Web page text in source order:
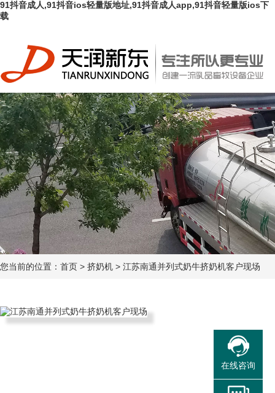
91抖音成人,91抖音ios轻量版地址,91抖音成人app,91抖音轻量版ios下
载
您当前的位置： 首页 > 挤奶机 > 江苏南通并列式奶牛挤奶机客户现场
在线咨询